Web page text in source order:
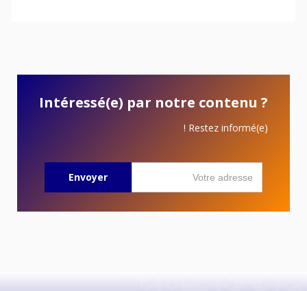
Intéressé(e) par notre contenu ?
Restez informé(e) !